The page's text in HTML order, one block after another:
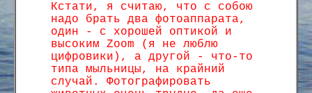
Кстати, я считаю, что с собою
надо брать два фотоаппарата,
один - с хорошей оптикой и
высоким Zoom (я не люблю
цифровики), а другой - что-то
типа мыльницы, на крайний
случай. Фотографировать